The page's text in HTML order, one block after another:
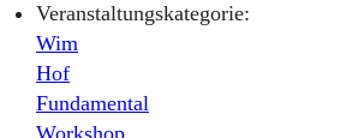
Veranstaltungskategorie:
Wim
Hof
Fundamental